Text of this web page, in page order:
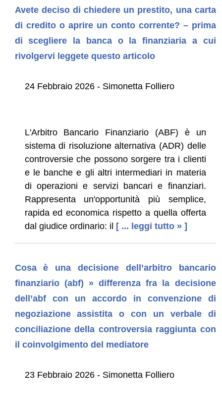
Avete deciso di chiedere un prestito, una carta
di credito o aprire un conto corrente? – prima
di scegliere la banca o la finanziaria a cui
rivolgervi leggete questo articolo
24 Febbraio 2026 - Simonetta Folliero
L'Arbitro Bancario Finanziario (ABF) è un
sistema di risoluzione alternativa (ADR) delle
controversie che possono sorgere tra i clienti
e le banche e gli altri intermediari in materia
di operazioni e servizi bancari e finanziari.
Rappresenta un'opportunità più semplice,
rapida ed economica rispetto a quella offerta
dal giudice ordinario: il [ ... leggi tutto » ]
Cosa è una decisione dell’arbitro bancario
finanziario (abf) » differenza fra la decisione
dell’abf con un accordo in convenzione di
negoziazione assistita o con un verbale di
conciliazione della controversia raggiunta con
il coinvolgimento del mediatore
23 Febbraio 2026 - Simonetta Folliero